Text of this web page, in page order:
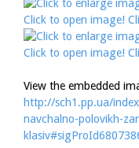
Click to open image!
Click to open image!
View the embedded
http://sch1.pp.ua/
navchalno-polovikh-